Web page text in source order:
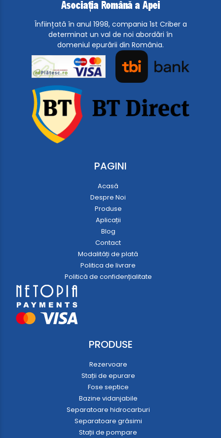
Înființată în anul 1998, compania 1st Criber a
determinat un val de noi abordări în
domeniul epurării din România.
PAGINI
Acasă
Despre Noi
Produse
Aplicații
Blog
Contact
Modalități de plată
Politica de livrare
Politică de confidențialitate
PRODUSE
Rezervoare
Stații de epurare
Fose septice
Bazine vidanjabile
Separatoare hidrocarburi
Separatoare grăsimi
Stații de pompare